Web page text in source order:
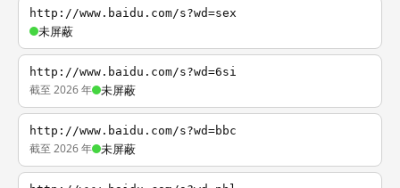
http://www.baidu.com/s?wd=sex
未屏蔽
http://www.baidu.com/s?wd=6si
截至 2026 年 未屏蔽
http://www.baidu.com/s?wd=bbc
截至 2026 年 未屏蔽